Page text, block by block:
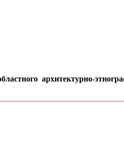
архитектурно-